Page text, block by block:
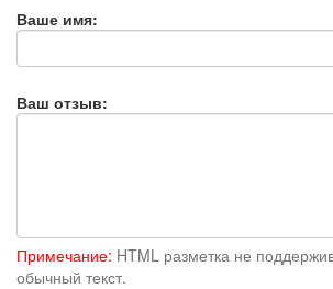
Ваше имя:
Ваш отзыв:
Примечание: HTML разметка не
обычный текст.